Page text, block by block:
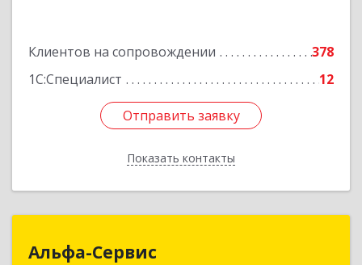
Клиентов на сопровождении
378
1С:Специалист
12
Отправить заявку
Показать контакты
Отправить заявку
Назад
Альфа-Сервис